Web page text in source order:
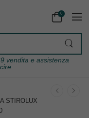
0
vendita e assistenza
STIROLUX